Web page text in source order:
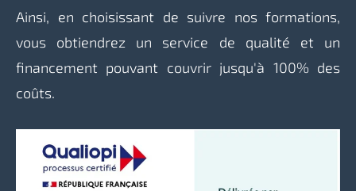
Ainsi, en choisissant de suivre nos formations,
vous obtiendrez un service de qualité et un
financement pouvant couvrir jusqu'à 100% des
coûts.